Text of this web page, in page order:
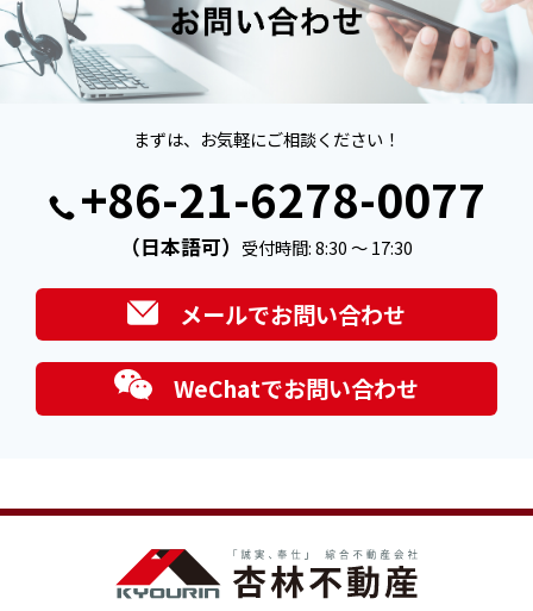
まずは、お気軽にご相談ください！
+86-21-6278-0077
（日本語可） 受付時間: 8:30 ～ 17:30
メールでお問い合わせ
WeChatでお問い合わせ